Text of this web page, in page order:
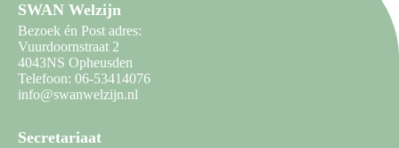
SWAN Welzijn
Bezoek én Post adres:
Vuurdoornstraat 2
4043NS Opheusden
Telefoon: 06-53414076
info@swanwelzijn.nl
Secretariaat